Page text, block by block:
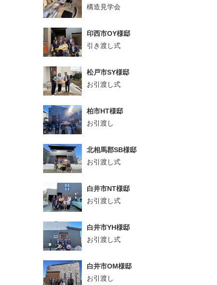
構造見学会
印西市OY様邸
引き渡し式
松戸市SY様邸
お引渡し式
柏市HT様邸
お引渡し
北相馬郡SB様邸
お引渡し式
白井市NT様邸
お引渡し式
白井市YH様邸
お引渡し式
白井市OM様邸
お引渡し